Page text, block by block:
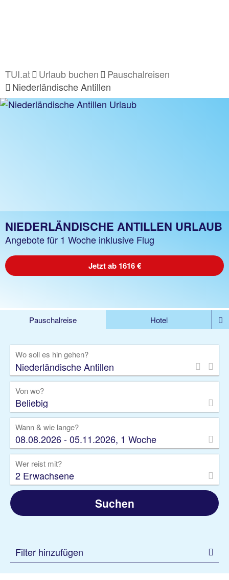
TUI.at Urlaub buchen
Pauschalreisen
Niederländische Antillen
NIEDERLÄNDISCHE ANTILLEN URLAUB
Angebote für 1 Woche inklusive Flug
Jetzt ab 1616 €
Pauschalreise
Hotel
Rundreise
Kreuzfahrt
Gruppenreise
Camper Privattransfer
Wo soll es hin gehen?
Von wo?
Beliebig
Wann & wie lange?
08.08.2026 - 05.11.2026, 1 Woche
Wer reist mit?
2 Erwachsene
Suchen
Filter hinzufügen